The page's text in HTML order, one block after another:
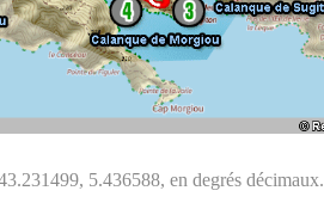
5.436588, en degrés décimaux.